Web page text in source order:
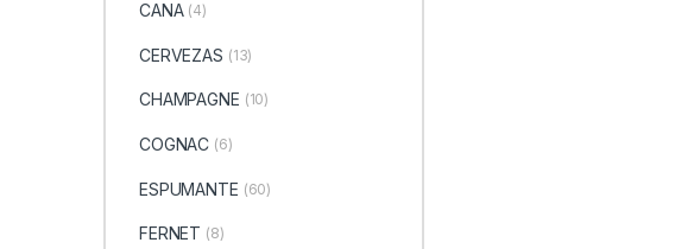
CANA (4)
CERVEZAS (13)
CHAMPAGNE (10)
COGNAC (6)
ESPUMANTE (60)
FERNET (8)